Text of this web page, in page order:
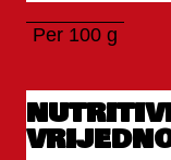
Per 100 g